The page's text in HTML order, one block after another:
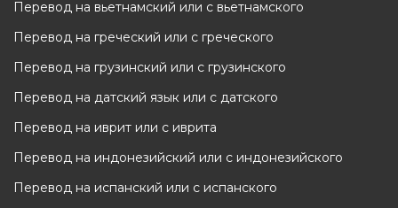
Перевод на вьетнамский или с вьетнамского
Перевод на греческий или с греческого
Перевод на грузинский или с грузинского
Перевод на датский язык или с датского
Перевод на иврит или с иврита
Перевод на индонезийский или с индонезийского
Перевод на испанский или с испанского